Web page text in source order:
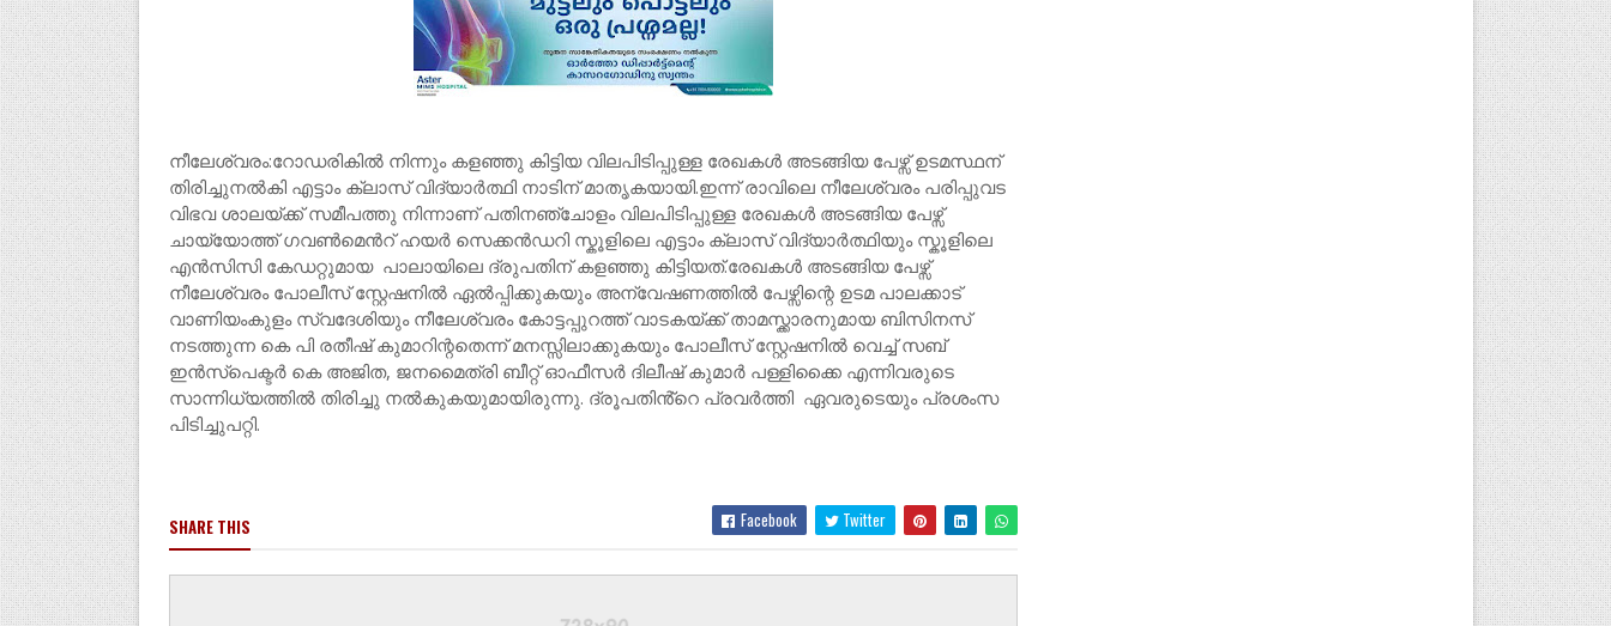
നീലേശ്വരം:റോഡരികിൽ നിന്നും കളഞ്ഞു കിട്ടിയ വിലപിടിപ്പുള്ള രേഖകൾ അടങ്ങിയ പേഴ്സ് ഉടമസ്ഥന്
തിരിച്ചുനൽകി എട്ടാം ക്ലാസ് വിദ്യാർത്ഥി നാടിന് മാതൃകയായി.ഇന്ന് രാവിലെ നീലേശ്വരം പരിപ്പുവട
വിഭവ ശാലയ്ക്ക് സമീപത്തു നിന്നാണ് പതിനഞ്ചോളം വിലപിടിപ്പുള്ള രേഖകൾ അടങ്ങിയ പേഴ്സ്
ചായ്യോത്ത് ഗവൺമെൻറ് ഹയർ സെക്കൻഡറി സ്കൂളിലെ എട്ടാം ക്ലാസ് വിദ്യാർത്ഥിയും സ്കൂളിലെ
എൻസിസി കേഡറ്റുമായ പാലായിലെ ദ്രുപതിന് കളഞ്ഞു കിട്ടിയത്.രേഖകൾ അടങ്ങിയ പേഴ്സ്
നീലേശ്വരം പോലീസ് സ്റ്റേഷനിൽ ഏൽപ്പിക്കുകയും അന്വേഷണത്തിൽ പേഴ്സിന്റെ ഉടമ പാലക്കാട്
വാണിയംകുളം സ്വദേശിയും നീലേശ്വരം കോട്ടപ്പുറത്ത് വാടകയ്ക്ക് താമസ്ക്കാരനുമായ ബിസിനസ്
നടത്തുന്ന കെ പി രതീഷ് കുമാറിന്റതെന്ന് മനസ്സിലാക്കുകയും പോലീസ് സ്റ്റേഷനിൽ വെച്ച് സബ്
ഇൻസ്പെക്ടർ കെ അജിത, ജനമൈത്രി ബീറ്റ് ഓഫീസർ ദിലീഷ് കുമാർ പള്ളിക്കൈ എന്നിവരുടെ
സാന്നിധ്യത്തിൽ തിരിച്ചു നൽകുകയുമായിരുന്നു. ദ്രൂപതിൻ്റെ പ്രവർത്തി ഏവരുടെയും പ്രശംസ
പിടിച്ചുപറ്റി.
SHARE THIS Facebook Twitter